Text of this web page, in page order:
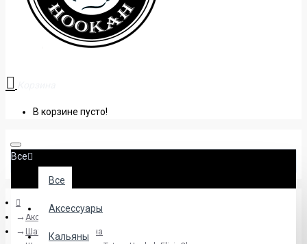
В корзине пусто!
Все
Все
Аксессуары
Кальяны
Аксессуары
Шахты для кальяна